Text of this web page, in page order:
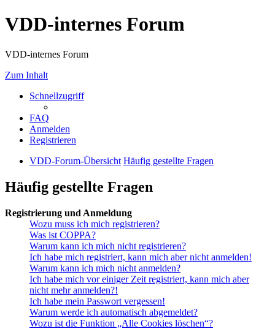
VDD-internes Forum
VDD-internes Forum
Zum Inhalt
Schnellzugriff
FAQ
Anmelden
Registrieren
VDD-Forum-Übersicht Häufig gestellte Fragen
Häufig gestellte Fragen
Registrierung und Anmeldung
Wozu muss ich mich registrieren?
Was ist COPPA?
Warum kann ich mich nicht registrieren?
Ich habe mich registriert, kann mich aber nicht anmelden!
Warum kann ich mich nicht anmelden?
Ich habe mich vor einiger Zeit registriert, kann mich aber
nicht mehr anmelden?!
Ich habe mein Passwort vergessen!
Warum werde ich automatisch abgemeldet?
Wozu ist die Funktion „Alle Cookies löschen“?